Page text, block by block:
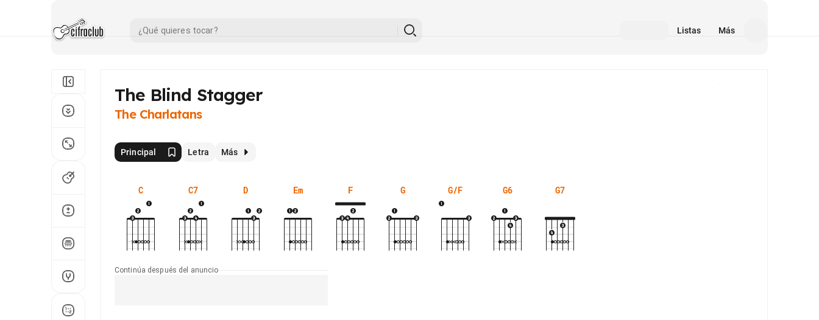
Listas Más
The Blind Stagger
The Charlatans
Principal Letra Más
C C7 D Em F G G/F G6 G7
Continúa después del anuncio